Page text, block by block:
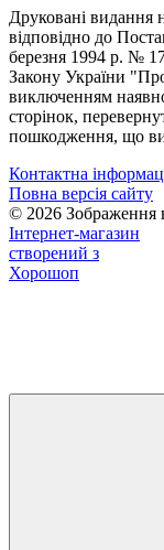
Друковані видання
відповідно до
березня 1994 р. №
Закону України
виключенням
сторінок,
пошкодження, що
Контактна
Повна версія сайту
© 2026 Зображення
Інтернет-магазин
створений з
Хорошоп